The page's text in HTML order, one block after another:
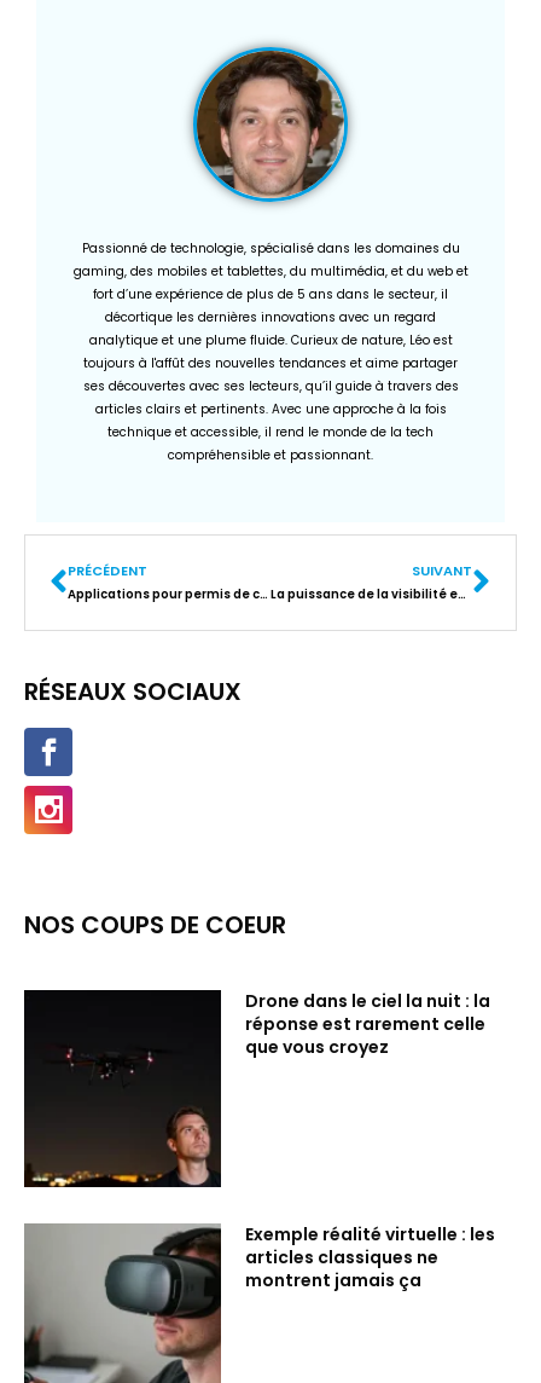
Passionné de technologie, spécialisé dans les domaines du
gaming, des mobiles et tablettes, du multimédia, et du web et
fort d’une expérience de plus de 5 ans dans le secteur, il
décortique les dernières innovations avec un regard
analytique et une plume fluide. Curieux de nature, Léo est
toujours à l'affût des nouvelles tendances et aime partager
ses découvertes avec ses lecteurs, qu’il guide à travers des
articles clairs et pertinents. Avec une approche à la fois
technique et accessible, il rend le monde de la tech
compréhensible et passionnant.
PRÉCÉDENT
Applications pour permis de conduire : un outil High-Tech indispensable
SUIVANT
La puissance de la visibilité en ligne : maximisez l’impact de votre site Internet avec un référencement naturel
RÉSEAUX SOCIAUX
NOS COUPS DE COEUR
Drone dans le ciel la nuit : la
réponse est rarement celle
que vous croyez
Exemple réalité virtuelle : les
articles classiques ne
montrent jamais ça